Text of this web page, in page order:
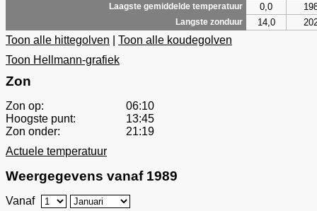
Laagste gemiddelde temperatuur 0,0
Langste zonduur 14,0
Toon alle hittegolven
Toon alle koudegolven
Toon Hellmann-grafiek
Zon
Zon op:
06:10
Hoogste punt:
13:45
Zon onder:
21:19
Actuele temperatuur
Weergegevens vanaf 1989
Vanaf